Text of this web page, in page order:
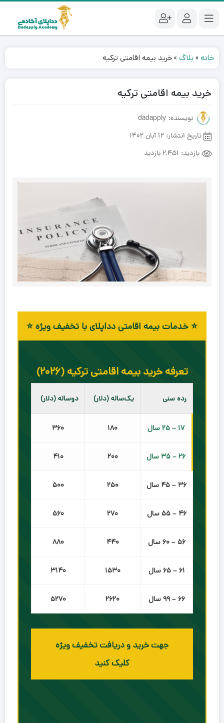
خانه » بلاگ »خرید بیمه اقامتی ترکیه
خرید بیمه اقامتی ترکیه
نویسنده: dadapply
تاریخ انتشار: 12 آبان 1402
بازدید: 2,451 بازدید
⭐ خدمات بیمه اقامتی دداپلای با تخفیف ویژه ⭐
تعرفه خرید بیمه اقامتی ترکیه (۲۰۲۶)
رده سنی یک‌ساله (دلار) دوساله (دلار)
۱۷ – ۲۵ سال ۱۸۰ ۳۶۰
۲۶ – ۳۵ سال ۲۰۰ ۴۱۰
۳۶ – ۴۵ سال ۲۵۰ ۵۰۰
۴۶ – ۵۵ سال ۲۷۰ ۵۶۰
۵۶ – ۶۰ سال ۴۴۰ ۸۸۰
۶۱ – ۶۵ سال ۱۵۳۰ ۳۱۴۰
۶۶ – ۹۹ سال ۲۶۲۰ ۵۲۷۰
جهت خرید و دریافت تخفیف ویژه
کلیک کنید